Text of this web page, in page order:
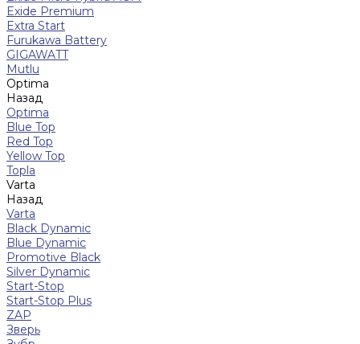
Exide Premium
Extra Start
Furukawa Battery
GIGAWATT
Mutlu
Optima
Назад
Optima
Blue Top
Red Top
Yellow Top
Topla
Varta
Назад
Varta
Black Dynamic
Blue Dynamic
Promotive Black
Silver Dynamic
Start-Stop
Start-Stop Plus
ZAP
Зверь